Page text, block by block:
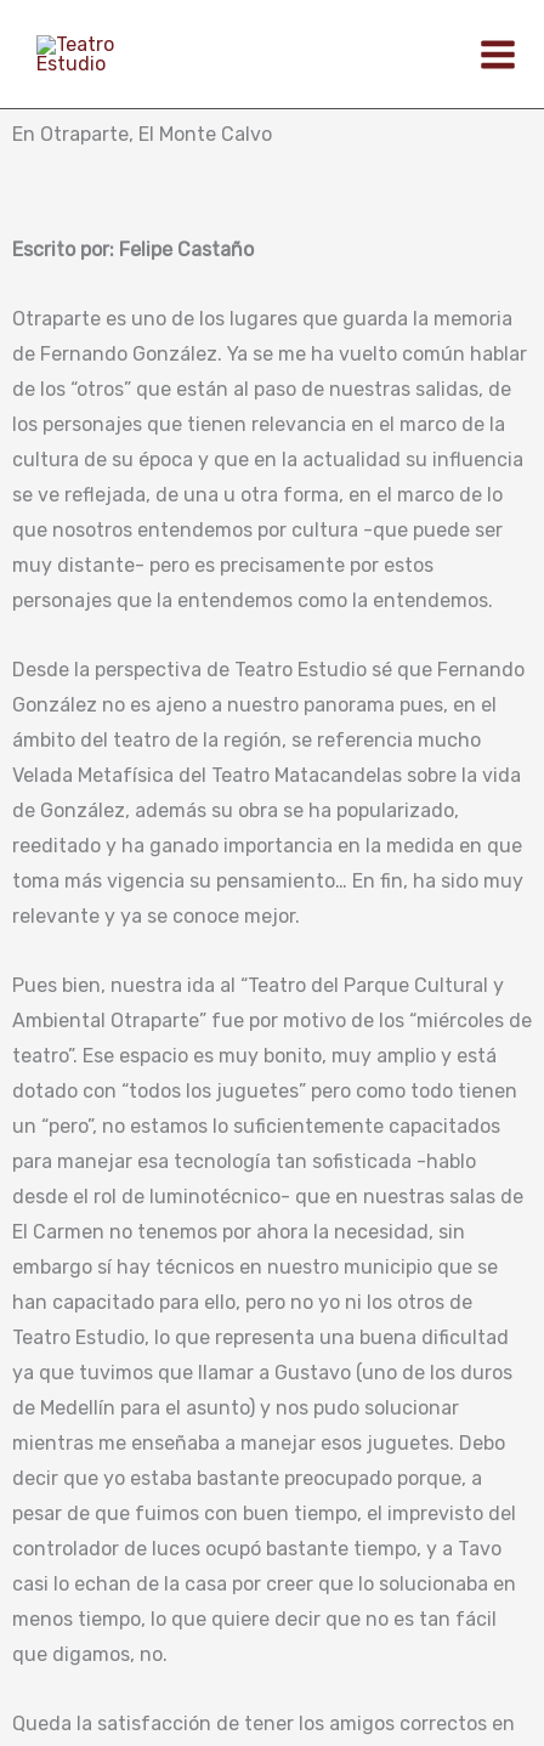
En Otraparte, El Monte Calvo
Escrito por: Felipe Castaño
Otraparte es uno de los lugares que guarda la memoria
de Fernando González. Ya se me ha vuelto común hablar
de los “otros” que están al paso de nuestras salidas, de
los personajes que tienen relevancia en el marco de la
cultura de su época y que en la actualidad su influencia
se ve reflejada, de una u otra forma, en el marco de lo
que nosotros entendemos por cultura -que puede ser
muy distante- pero es precisamente por estos
personajes que la entendemos como la entendemos.
Desde la perspectiva de Teatro Estudio sé que Fernando
González no es ajeno a nuestro panorama pues, en el
ámbito del teatro de la región, se referencia mucho
Velada Metafísica del Teatro Matacandelas sobre la vida
de González, además su obra se ha popularizado,
reeditado y ha ganado importancia en la medida en que
toma más vigencia su pensamiento… En fin, ha sido muy
relevante y ya se conoce mejor.
Pues bien, nuestra ida al “Teatro del Parque Cultural y
Ambiental Otraparte” fue por motivo de los “miércoles de
teatro”. Ese espacio es muy bonito, muy amplio y está
dotado con “todos los juguetes” pero como todo tienen
un “pero”, no estamos lo suficientemente capacitados
para manejar esa tecnología tan sofisticada -hablo
desde el rol de luminotécnico- que en nuestras salas de
El Carmen no tenemos por ahora la necesidad, sin
embargo sí hay técnicos en nuestro municipio que se
han capacitado para ello, pero no yo ni los otros de
Teatro Estudio, lo que representa una buena dificultad
ya que tuvimos que llamar a Gustavo (uno de los duros
de Medellín para el asunto) y nos pudo solucionar
mientras me enseñaba a manejar esos juguetes. Debo
decir que yo estaba bastante preocupado porque, a
pesar de que fuimos con buen tiempo, el imprevisto del
controlador de luces ocupó bastante tiempo, y a Tavo
casi lo echan de la casa por creer que lo solucionaba en
menos tiempo, lo que quiere decir que no es tan fácil
que digamos, no.
Queda la satisfacción de tener los amigos correctos en